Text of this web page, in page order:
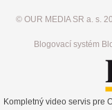
© OUR MEDIA SR a. s.
Blogovací systém
Kompletný video servis pre